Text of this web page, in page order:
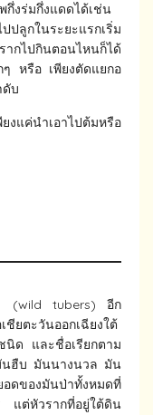
กึ่งร่มกึ่งแดดได้เช่น
ปลูกในระยะแรกเริ่ม
ากไปกินตอนไหนก็ได้
ๆ หรือ เพียงตัดแยกอ
บ
งแค่นำเอาไปต้มหรือ
(wild tubers) อีก
ยตะวันออกเฉียงใต้
นิด และชื่อเรียกตาม
ฮืบ มันนางนวล มัน
ดของมันป่าทั้งหมดที่
แต่หัวรากที่อยู่ใต้ดิน